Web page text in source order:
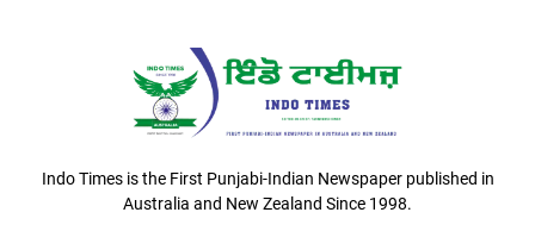
Indo Times is the First Punjabi-Indian Newspaper published in
Australia and New Zealand Since 1998.